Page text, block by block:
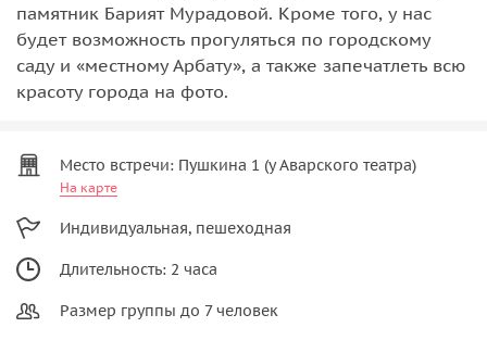
памятник Барият Мурадовой. Кроме того, у нас
будет возможность прогуляться по городскому
саду и «местному Арбату», а также запечатлеть всю
красоту города на фото.
Место встречи: Пушкина 1 (у Аварского театра)
На карте
Индивидуальная, пешеходная
Длительность: 2 часа
Размер группы до 7 человек